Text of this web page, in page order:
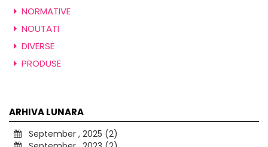
NORMATIVE
NOUTATI
DIVERSE
PRODUSE
ARHIVA LUNARA
September , 2025 (2)